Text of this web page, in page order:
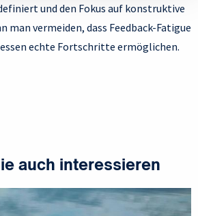
und den Fokus auf konstruktive
man vermeiden, dass Feedback-Fatigue
echte Fortschritte ermöglichen.
auch interessieren